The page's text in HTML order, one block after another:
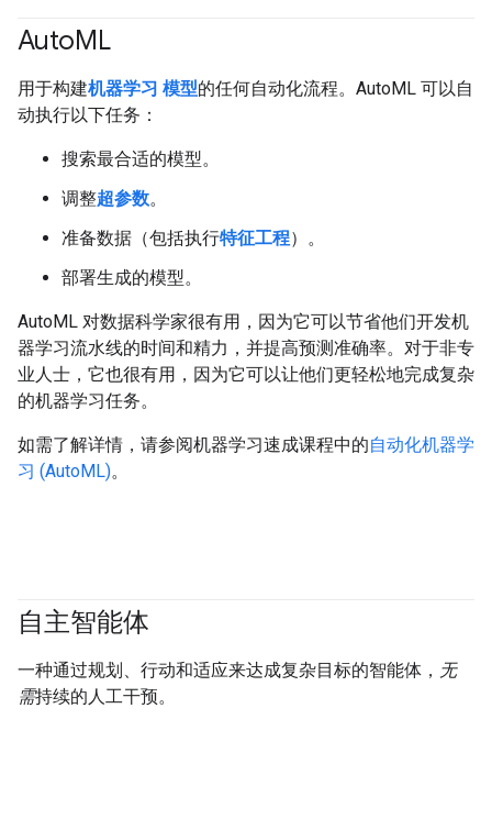
AutoML
用于构建机器学习 模型的任何自动化流程。AutoML 可以自
动执行以下任务：
搜索最合适的模型。
调整超参数。
准备数据（包括执行特征工程）。
部署生成的模型。
AutoML 对数据科学家很有用，因为它可以节省他们开发机
器学习流水线的时间和精力，并提高预测准确率。对于非专
业人士，它也很有用，因为它可以让他们更轻松地完成复杂
的机器学习任务。
如需了解详情，请参阅机器学习速成课程中的自动化机器学
习 (AutoML)。
自主智能体
一种通过规划、行动和适应来达成复杂目标的智能体， 无
需持续的人工干预。